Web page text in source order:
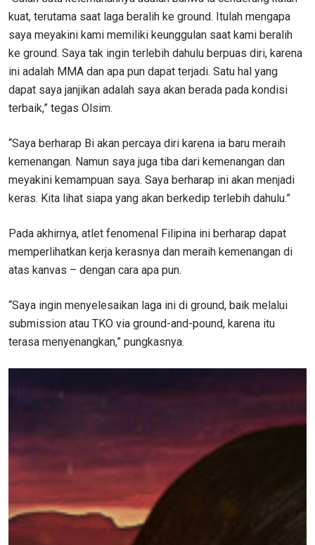
kuat, terutama saat laga beralih ke ground. Itulah mengapa
saya meyakini kami memiliki keunggulan saat kami beralih
ke ground. Saya tak ingin terlebih dahulu berpuas diri, karena
ini adalah MMA dan apa pun dapat terjadi. Satu hal yang
dapat saya janjikan adalah saya akan berada pada kondisi
terbaik,” tegas Olsim.
“Saya berharap Bi akan percaya diri karena ia baru meraih
kemenangan. Namun saya juga tiba dari kemenangan dan
meyakini kemampuan saya. Saya berharap ini akan menjadi
keras. Kita lihat siapa yang akan berkedip terlebih dahulu.”
Pada akhirnya, atlet fenomenal Filipina ini berharap dapat
memperlihatkan kerja kerasnya dan meraih kemenangan di
atas kanvas – dengan cara apa pun.
“Saya ingin menyelesaikan laga ini di ground, baik melalui
submission atau TKO via ground-and-pound, karena itu
terasa menyenangkan,” pungkasnya.
LAWAN
GELARAN
LIHAT SOROTAN TERBAIK
IKUTI PERKEMBANGAN TERBARU
Bawa ONE Championship kemana pun anda pergi!
Daftar sekarang untuk mendapat akses ke berita
terbaru, tawaran spesial, dan akses awal untuk kursi
terbaik di gelaran langsung kami.
EMAIL
NAMA
Dengan mengirimkan formulir ini, anda menyetujui
pengumpulan, penggunaan dan pembukaan informasi
anda berdasarkanKebijakan Privasi
membatalkan (unsubscribe) dari jenis komunikasi ini